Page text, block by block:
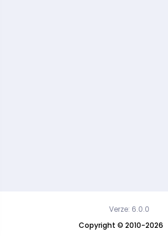
Copyright © 2010-2026
Verze: 6.0.0